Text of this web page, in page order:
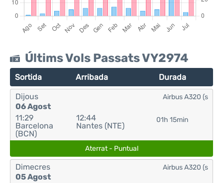
Últims Vols Passats VY2974
Sortida Arribada Durada
Dijous
06 Agost
11:29
Barcelona
(BCN)
12:44
Nantes (NTE)
01h 15min
Airbus A320 (s
Aterrat - Puntual
Dimecres
05 Agost
Airbus A320 (s